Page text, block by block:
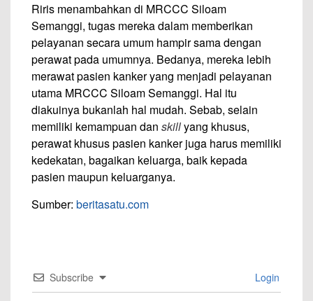
Riris menambahkan di MRCCC Siloam
Semanggi, tugas mereka dalam memberikan
pelayanan secara umum hampir sama dengan
perawat pada umumnya. Bedanya, mereka lebih
merawat pasien kanker yang menjadi pelayanan
utama MRCCC Siloam Semanggi. Hal itu
diakuinya bukanlah hal mudah. Sebab, selain
memiliki kemampuan dan skillyang khusus,
perawat khusus pasien kanker juga harus memiliki
kedekatan, bagaikan keluarga, baik kepada
pasien maupun keluarganya.
Sumber: beritasatu.com
Subscribe Login